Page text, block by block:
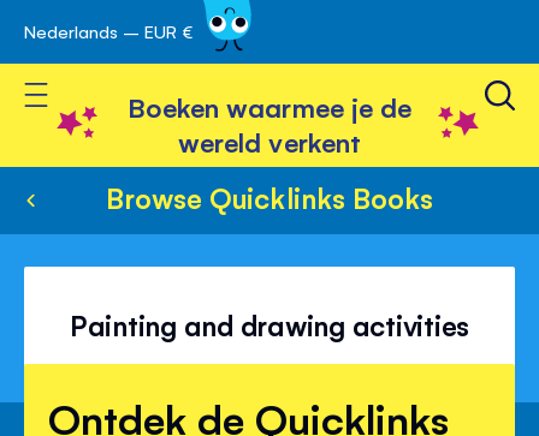
Skip
to
Content
Nederlands – EUR €
Toggle Nav
Boeken waarmee je de
wereld verkent
Browse Quicklinks Books
Painting and drawing activities
Ontdek de Quicklinks